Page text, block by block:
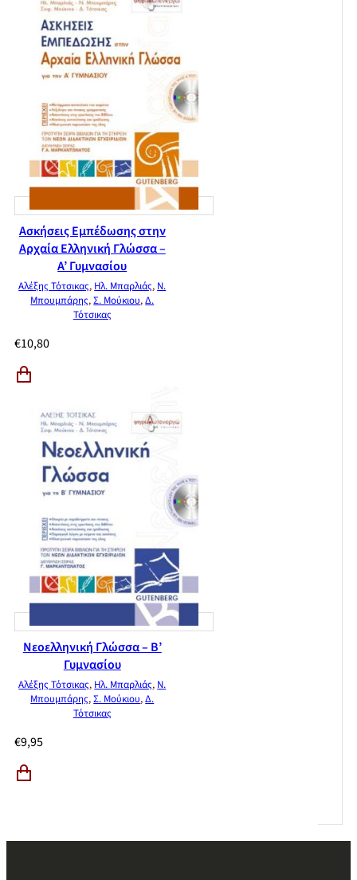
Ασκήσεις Εμπέδωσης στην
Αρχαία Ελληνική Γλώσσα –
Α’ Γυμνασίου
Αλέξης Τότσικας, Ηλ. Μπαρλιάς, Ν.
Μπουμπάρης,Σ. Μούκιου,Δ.
Τότσικας
€10,80
Νεοελληνική Γλώσσα – Β’
Γυμνασίου
Αλέξης Τότσικας, Ηλ. Μπαρλιάς, Ν.
Μπουμπάρης,Σ. Μούκιου,Δ.
Τότσικας
€9,95